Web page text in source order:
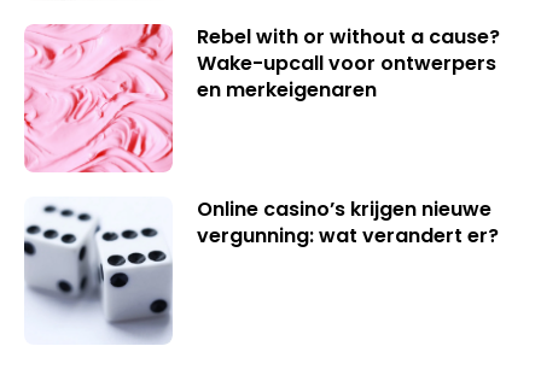
Rebel with or without a cause?
Wake-upcall voor ontwerpers
en merkeigenaren
Online casino’s krijgen nieuwe
vergunning: wat verandert er?